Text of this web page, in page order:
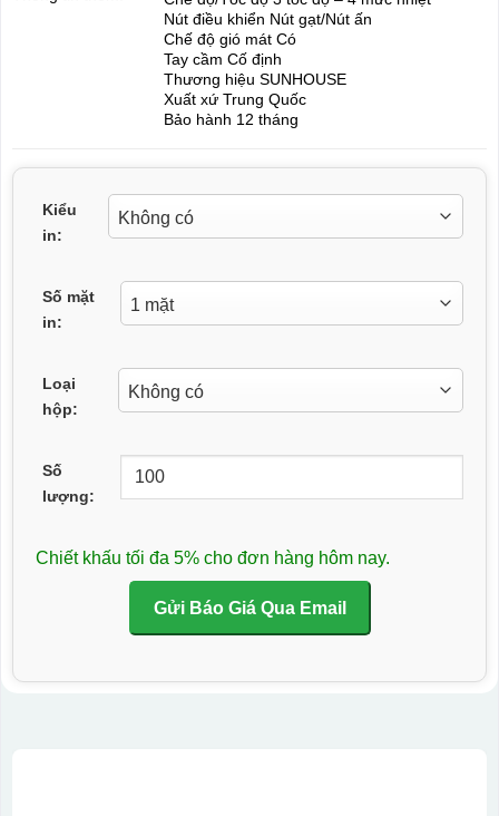
Nút điều khiển Nút gạt/Nút ấn
Chế độ gió mát Có
Tay cầm Cố định
Thương hiệu SUNHOUSE
Xuất xứ Trung Quốc
Bảo hành 12 tháng
Kiểu
in:
Số mặt
in:
Loại
hộp:
Số
lượng:
Chiết khấu tối đa 5% cho đơn hàng hôm nay.
Gửi Báo Giá Qua Email